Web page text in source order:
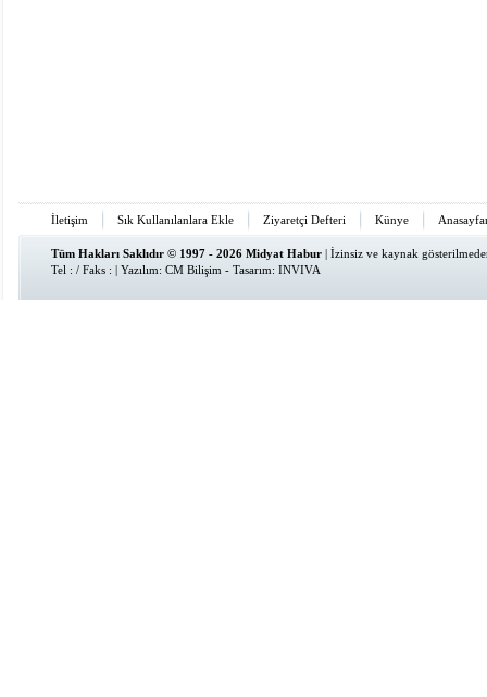
İletişim Sık Kullanılanlara Ekle Ziyaretçi Defteri Künye
Tüm Hakları Saklıdır © 1997 - 2026 Midyat Habur | İzinsiz ve kaynak
Tel : / Faks : | Yazılım: CM Bilişim - Tasarım: INVIVA